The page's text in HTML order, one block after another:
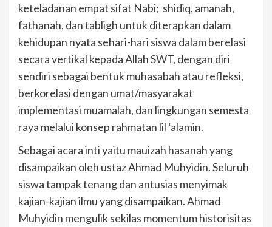
keteladanan empat sifat Nabi; shidiq, amanah,
fathanah, dan tabligh untuk diterapkan dalam
kehidupan nyata sehari-hari siswa dalam berelasi
secara vertikal kepada Allah SWT, dengan diri
sendiri sebagai bentuk muhasabah atau refleksi,
berkorelasi dengan umat/masyarakat
implementasi muamalah, dan lingkungan semesta
raya melalui konsep rahmatan lil ‘alamin.
Sebagai acara inti yaitu mauizah hasanah yang
disampaikan oleh ustaz Ahmad Muhyidin. Seluruh
siswa tampak tenang dan antusias menyimak
kajian-kajian ilmu yang disampaikan. Ahmad
Muhyidin mengulik sekilas momentum historisitas